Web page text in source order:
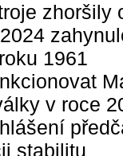
zhoršily
1961
v roce
stabilitu